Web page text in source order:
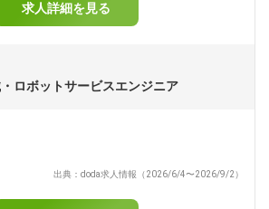
求人詳細を見る
ロボットサービスエンジニア
出典：doda求人情報（2026/6/4〜2026/9/2）